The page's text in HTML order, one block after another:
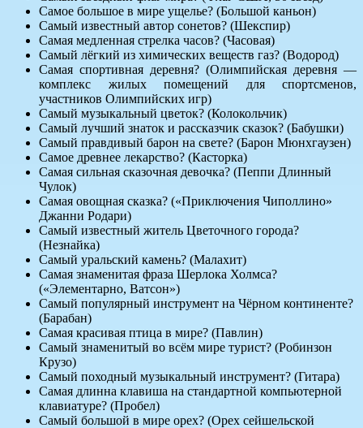
Самое большое в мире ущелье? (Большой каньон)
Самый известный автор сонетов? (Шекспир)
Самая медленная стрелка часов? (Часовая)
Самый лёгкий из химических веществ газ? (Водород)
Самая спортивная деревня? (Олимпийская деревня —
комплекс жилых помещений для спортсменов,
участников Олимпийских игр)
Самый музыкальный цветок? (Колокольчик)
Самый лучший знаток и рассказчик сказок? (Бабушки)
Самый правдивый барон на свете? (Барон Мюнхгаузен)
Самое древнее лекарство? (Касторка)
Самая сильная сказочная девочка? (Пеппи Длинный
Чулок)
Самая овощная сказка? («Приключения Чиполлино»
Джанни Родари)
Самый известный житель Цветочного города?
(Незнайка)
Самый уральский камень? (Малахит)
Самая знаменитая фраза Шерлока Холмса?
(«Элементарно, Ватсон»)
Самый популярный инструмент на Чёрном континенте?
(Барабан)
Самая красивая птица в мире? (Павлин)
Самый знаменитый во всём мире турист? (Робинзон
Крузо)
Самый походный музыкальный инструмент? (Гитара)
Самая длинна клавиша на стандартной компьютерной
клавиатуре? (Пробел)
Самый большой в мире орех? (Орех сейшельской